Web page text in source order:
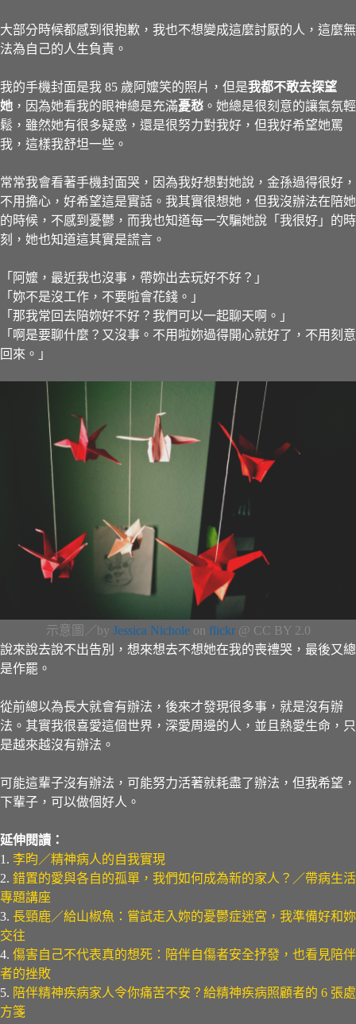
大部分時候都感到很抱歉，我也不想變成這麼討厭的人，這麼無
法為自己的人生負責。
我的手機封面是我 85 歲阿嬤笑的照片，但是我都不敢去探望
她 ，因為她看我的眼神總是充滿憂愁 。她總是很刻意的讓氣氛輕
鬆，雖然她有很多疑惑，還是很努力對我好，但我好希望她罵
我，這樣我舒坦一些。
常常我會看著手機封面哭，因為我好想對她說，金孫過得很好，
不用擔心，好希望這是實話。我其實很想她，但我沒辦法在陪她
的時候，不感到憂鬱，而我也知道每一次騙她說「我很好」的時
刻，她也知道這其實是謊言。
「阿嬤，最近我也沒事，帶妳出去玩好不好？」
「妳不是沒工作，不要啦會花錢。」
「那我常回去陪妳好不好？我們可以一起聊天啊。」
「啊是要聊什麼？又沒事。不用啦妳過得開心就好了，不用刻意
回來。」
示意圖／by Jessica Nicholeon flickr@ CC BY 2.0
說來說去說不出告別，想來想去不想她在我的喪禮哭，最後又總
是作罷。
從前總以為長大就會有辦法，後來才發現很多事，就是沒有辦
法。其實我很喜愛這個世界，深愛周邊的人，並且熱愛生命，只
是越來越沒有辦法。
可能這輩子沒有辦法，可能努力活著就耗盡了辦法，但我希望，
下輩子，可以做個好人。
延伸閱讀：
1. 李昀／精神病人的自我實現
2. 錯置的愛與各自的孤單，我們如何成為新的家人？／帶病生活
專題講座
3. 長頸鹿／給山椒魚：嘗試走入妳的憂鬱症迷宮，我準備好和妳
交往
4. 傷害自己不代表真的想死：陪伴自傷者安全抒發，也看見陪伴
者的挫敗
5. 陪伴精神疾病家人令你痛苦不安？給精神疾病照顧者的 6 張處
方箋